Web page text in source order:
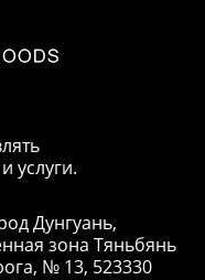
услуги.
Дунгуань,
зона Тяньбянь
№ 13, 523330